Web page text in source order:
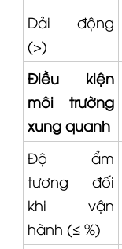
Dải động
(>)
Điều kiện
môi trường
xung quanh
Độ ẩm
tương đối
khi vận
hành (≤ %)